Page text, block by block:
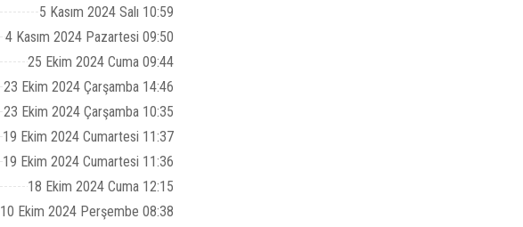
5 Kasım 2024 Salı 10:59
4 Kasım 2024 Pazartesi 09:50
25 Ekim 2024 Cuma 09:44
23 Ekim 2024 Çarşamba 14:46
23 Ekim 2024 Çarşamba 10:35
19 Ekim 2024 Cumartesi 11:37
19 Ekim 2024 Cumartesi 11:36
18 Ekim 2024 Cuma 12:15
10 Ekim 2024 Perşembe 08:38